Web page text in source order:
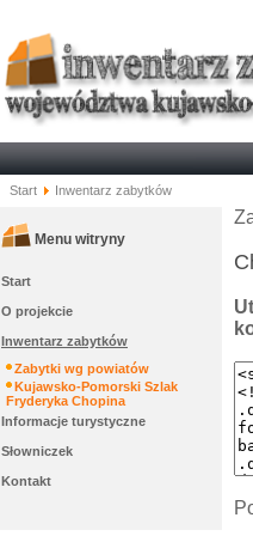
Start Inwentarz zabytków
Menu witryny
Start
O projekcie
Inwentarz zabytków
Zabytki wg powiatów
Kujawsko-Pomorski Szlak
Fryderyka Chopina
Informacje turystyczne
Słowniczek
Kontakt